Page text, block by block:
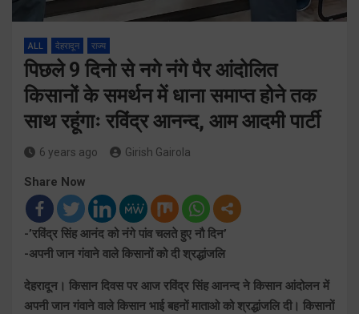
ALL देहरादून राज्य
पिछले 9 दिनो से नगे नंगे पैर आंदोलित
किसानों के समर्थन में धाना समाप्त होने तक
साथ रहूंगाः रविंद्र आनन्द, आम आदमी पार्टी
6 years ago Girish Gairola
Share Now
-’रविंद्र सिंह आनंद को नंगे पांव चलते हुए नौ दिन’
-अपनी जान गंवाने वाले किसानों को दी श्रद्धांजलि
देहरादून। किसान दिवस पर आज रविंद्र सिंह आनन्द ने किसान आंदोलन में
अपनी जान गंवाने वाले किसान भाई बहनों माताओ को श्रद्धांजलि दी। किसानों